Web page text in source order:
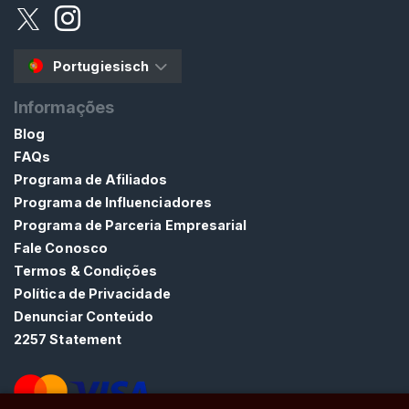
Portugiesisch
Informações
Blog
FAQs
Programa de Afiliados
Programa de Influenciadores
Programa de Parceria Empresarial
Fale Conosco
Termos & Condições
Política de Privacidade
Denunciar Conteúdo
2257 Statement
e
d
D
e
C
a
l
ç
a
d
o
a
l
t